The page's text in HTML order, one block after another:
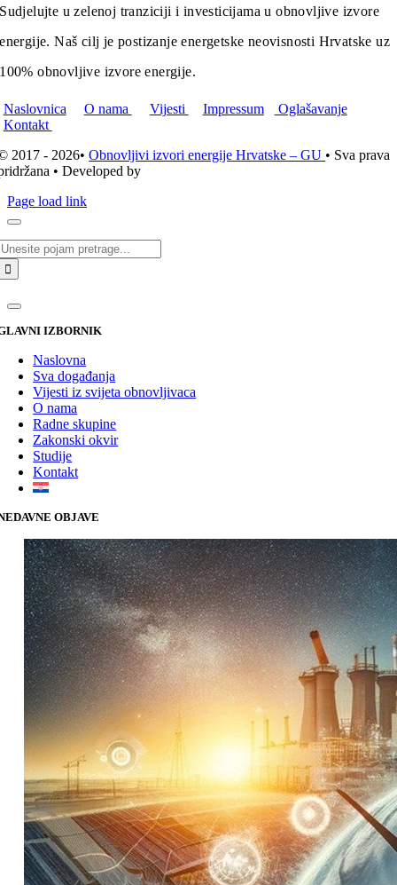
Sudjelujte u zelenoj tranziciji i investicijama u obnovljive izvore
energije. Naš cilj je postizanje energetske neovisnosti Hrvatske uz
100% obnovljive izvore energije.
Naslovnica O nama Vijesti Impressum
Oglašavanje
Kontakt
2017 - 2026•Obnovljivi izvori energije Hrvatske – GU • Sva prava
• Developed by
Page load link
IZBORNIK
Naslovna
Sva događanja
Vijesti iz svijeta obnovljivaca
O nama
Radne skupine
Zakonski okvir
Studije
Kontakt
OBJAVE